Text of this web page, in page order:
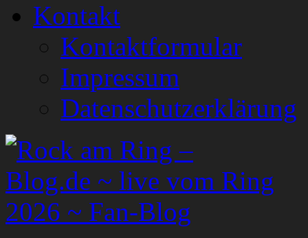
Kontakt
Kontaktformular
Impressum
Datenschutzerklärung